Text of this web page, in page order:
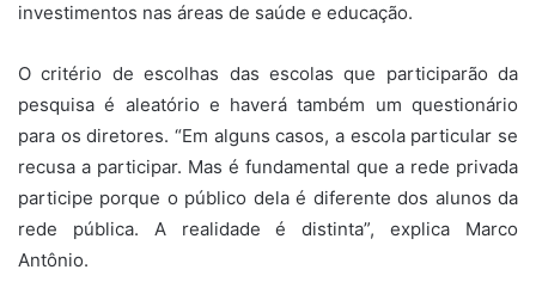
investimentos nas áreas de saúde e educação.
O critério de escolhas das escolas que participarão da
pesquisa é aleatório e haverá também um questionário
para os diretores. “Em alguns casos, a escola particular se
recusa a participar. Mas é fundamental que a rede privada
participe porque o público dela é diferente dos alunos da
rede pública. A realidade é distinta”, explica Marco
Antônio.